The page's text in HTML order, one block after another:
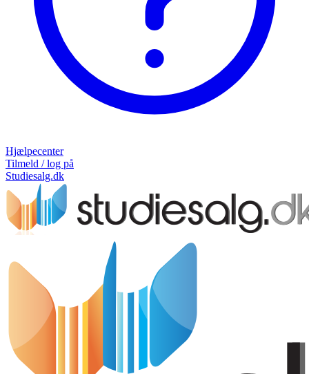
Hjælpecenter
Tilmeld / log på
Studiesalg.dk